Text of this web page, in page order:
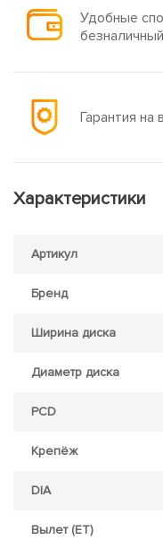
Удобные
Гарантия на
Характеристики
Артикул
Бренд
Ширина диска
Диаметр диска
PCD
Крепёж
DIA
Вылет (ET)